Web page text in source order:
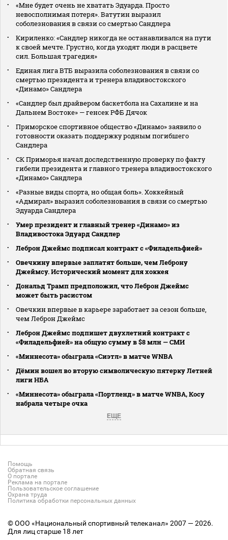
«Мне будет очень не хватать Эдуарда. Просто
невосполнимая потеря». Ватутин выразил
соболезнования в связи со смертью Сандлера
Кириленко: «Сандлер никогда не останавливался на пути
к своей мечте. Грустно, когда уходят люди в расцвете
сил. Большая трагедия»
Единая лига ВТБ выразила соболезнования в связи со
смертью президента и тренера владивостокского
«Динамо» Сандлера
«Сандлер был драйвером баскетбола на Сахалине и на
Дальнем Востоке» — генсек РФБ Дячок
Приморское спортивное общество «Динамо» заявило о
готовности оказать поддержку родным погибшего
Сандлера
СК Приморья начал доследственную проверку по факту
гибели президента и главного тренера владивостокского
«Динамо» Сандлера
«Разные виды спорта, но общая боль». Хоккейный
«Адмирал» выразил соболезнования в связи со смертью
Эдуарда Сандлера
Умер президент и главный тренер «Динамо» из
Владивостока Эдуард Сандлер
Леброн Джеймс подписал контракт с «Филадельфией»
Овечкину впервые заплатят больше, чем Леброну
Джеймсу. Исторический момент для хоккея
Дональд Трамп предположил, что Леброн Джеймс
может быть расистом
Овечкин впервые в карьере заработает за сезон больше,
чем Леброн Джеймс
Леброн Джеймс подпишет двухлетний контракт с
«Филадельфией» на общую сумму в $8 млн — СМИ
«Миннесота» обыграла «Сиэтл» в матче WNBA
Дёмин вошел во вторую символическую пятерку Летней
лиги НБА
«Миннесота» обыграла «Портленд» в матче WNBA, Косу
набрала четыре очка
ЕЩЕ
Помощь
Обратная связь
О портале
Реклама на портале
Пользовательское соглашение
Охрана труда
Политика обработки персональных данных
© ООО «Национальный спортивный телеканал» 2007 — 2026.
Для лиц старше 18 лет